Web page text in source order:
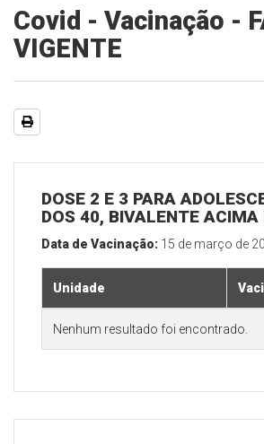
Covid - Vacinação -
VIGENTE
DOSE 2 E 3 PARA
DOS 40, BIVALENTE
Data de Vacinação: 15 de março de
Unidade
Nenhum resultado foi encontrado.